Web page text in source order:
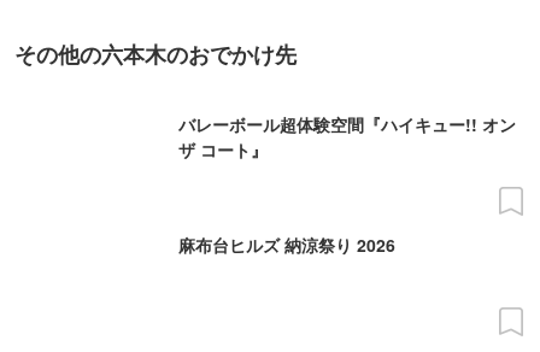
その他の六本木のおでかけ先
バレーボール超体験空間『ハイキュー!! オン
ザ コート』
麻布台ヒルズ 納涼祭り 2026